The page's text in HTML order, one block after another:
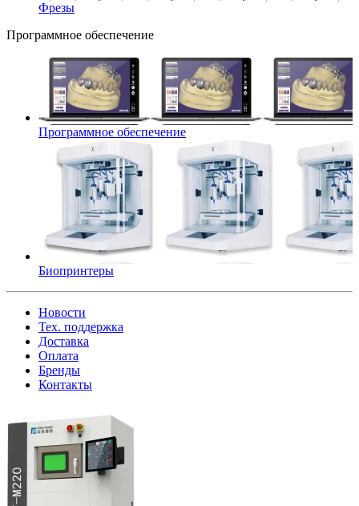
Фрезы
Программное обеспечение
Программное обеспечение
Биопринтеры
Новости
Тех. поддержка
Доставка
Оплата
Бренды
Контакты